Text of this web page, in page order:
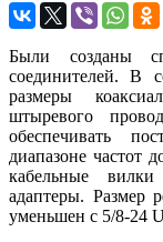
Были созданы
соединителей. В
размеры
штыревого
обеспечивать
диапазоне частот
кабельные
адаптеры. Размер
уменьшен с 5/8-24